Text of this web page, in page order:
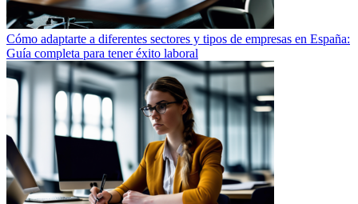
Cómo adaptarte a diferentes sectores y tipos de empresas en España:
Guía completa para tener éxito laboral